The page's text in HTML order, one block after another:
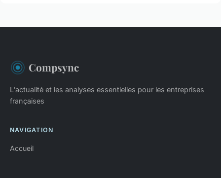
Compsync
L'actualité et les analyses essentielles pour les entreprises
françaises
NAVIGATION
Accueil